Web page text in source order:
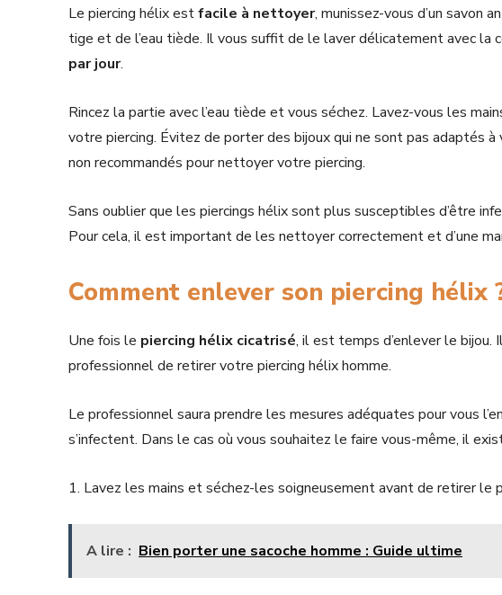
Le piercing hélix estfacile à nettoyer, munissez-vous d’un savon
tige et de l’eau tiède. Il vous suffit de le laver délicatement avec la
par jour.
Rincez la partie avec l’eau tiède et vous séchez. Lavez-vous les
votre piercing. Évitez de porter des bijoux qui ne sont pas adaptés
non recommandés pour nettoyer votre piercing.
Sans oublier que les piercings hélix sont plus susceptibles d’être
Pour cela, il est important de les nettoyer correctement et d’une
Comment enlever son piercing hélix
Une fois le piercing hélix cicatrisé, il est temps d’enlever le bijou.
professionnel de retirer votre piercing hélix homme.
Le professionnel saura prendre les mesures adéquates pour vous
s’infectent. Dans le cas où vous souhaitez le faire vous-même, il
1. Lavez les mains et séchez-les soigneusement avant de retirer le
A lire : Bien porter une sacoche homme : Guide ultime